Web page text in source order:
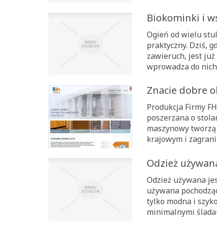
Biokominki i
Ogień od wielu
praktyczny. Dziś,
zawieruch, jest
wprowadza do
Znacie dobre
Produkcja Firmy
poszerzana o
maszynowy
krajowym i
Odzież
Odzież używana
używana
tylko modna i
minimalnymi